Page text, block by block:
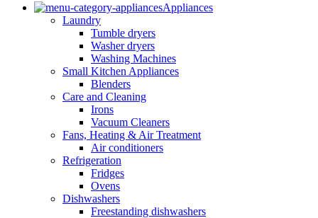
Appliances
Laundry
Tumble dryers
Washer dryers
Washing Machines
Small Kitchen Appliances
Blenders
Care and Cleaning
Irons
Vacuum Cleaners
Fans, Heating & Air Treatment
Air conditioners
Refrigeration
Fridges
Ovens
Dishwashers
Freestanding dishwashers